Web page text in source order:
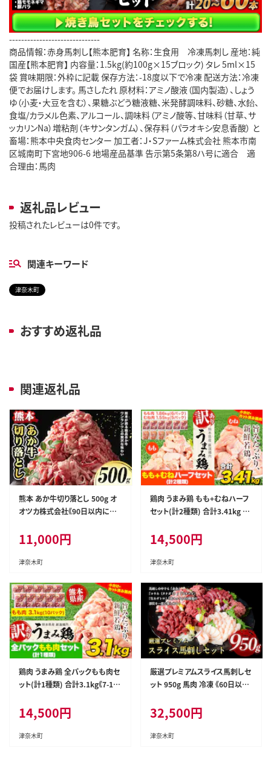
------------------------------
商品情報：赤身馬刺し【熊本肥育】 名称：生食用 冷凍馬刺し 産地：純
国産【熊本肥育】 内容量：1.5kg(約100g×15ブロック) タレ 5ml×15
袋 賞味期限：外枠に記載 保存方法：-18度以下で冷凍 配送方法：冷凍
便でお届けします。 馬さしたれ 原材料：アミノ酸液（国内製造）、しょう
ゆ（小麦・大豆を含む）、果糖ぶどう糖液糖、米発酵調味料、砂糖、水飴、
食塩/カラメル色素、アルコール、調味料（アミノ酸等、甘味料（甘草、サ
ッカリンNa）増粘剤（キサンタンガム）、保存料（パラオキシ安息香酸） と
畜場：熊本中央食肉センター 加工者：J・Sファーム株式会社 熊本市南
区城南町下宮地906-6 地場産品基準 告示第5条第8ハ号に適合 適
合理由：馬肉
返礼品レビュー
投稿されたレビューは0件です。
関連キーワード
津奈木町
おすすめ返礼品
関連返礼品
熊本 あか牛切り落とし 500g オ
オツカ株式会社《90日以内に出
奈木町 あか牛 牛肉 牛 切り落と
し 冷凍 送料無料---st_fotka_9
0d_r7_11000_5---
11,000円
津奈木町
鶏肉 うまみ鶏 もも+むねハーフ
セット(計2種類) 合計3.41kg 鶏
荷予定(土日祝除く)》カット済 も
も 若鶏もも肉 むね肉 鶏 冷凍
真空 小分け ---tn_fummh1_u
14,500円
津奈木町
鶏肉 うまみ鶏 全パックもも肉セ
ット(計1種類) 合計3.1kg《7-14
カット済 鶏肉 もも 若鶏もも肉
冷凍 真空 小分け ---tn_fumm
m1_u_r8_14500_3100g---
14,500円
津奈木町
厳選プレミアムスライス馬刺しセ
ット 950g 馬肉 冷凍 《60日以内
さばきたて 真空パック 生食用 肉
熊本県葦北郡津奈木町 スライス
特産品---st_fsennpress_60d_
32,500円
津奈木町